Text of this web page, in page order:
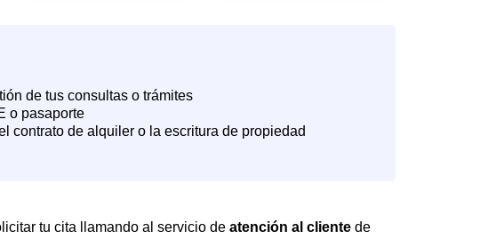
tu cita llamando al servicio de atención al cliente de